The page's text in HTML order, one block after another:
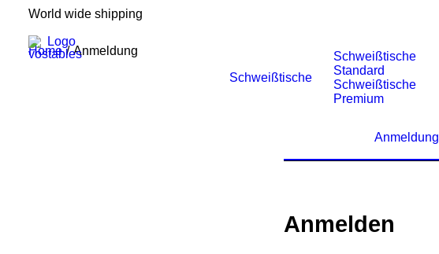
World wide shipping
Schweißtische
Schweißtische
Standard
Schweißtische
Premium
Home
Anmeldung
Anmeldung
Anmelden